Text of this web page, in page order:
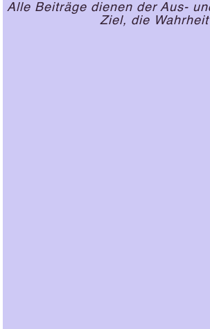
Alle Beiträge dienen der Aus-
Ziel, die